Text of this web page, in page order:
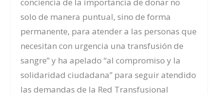
solo de manera puntual, sino de forma
permanente, para atender a las personas que
necesitan con urgencia una transfusión de
sangre”y ha apelado “al compromiso y la
solidaridad ciudadana” para seguir atendido
las demandas de la Red Transfusional